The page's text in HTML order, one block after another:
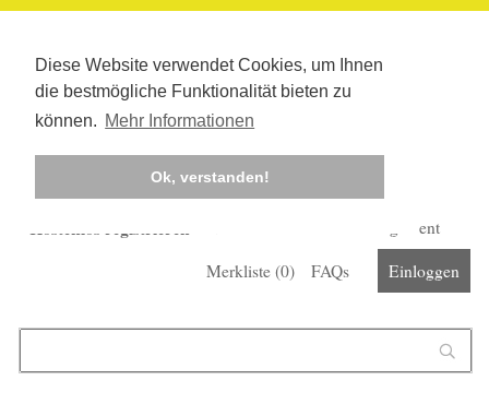
Diese Website verwendet Cookies, um Ihnen
die bestmögliche Funktionalität bieten zu
können. Mehr Informationen
Ok, verstanden!
Kostenlos registrieren
Corona-Management
Merkliste (0) FAQs Einloggen